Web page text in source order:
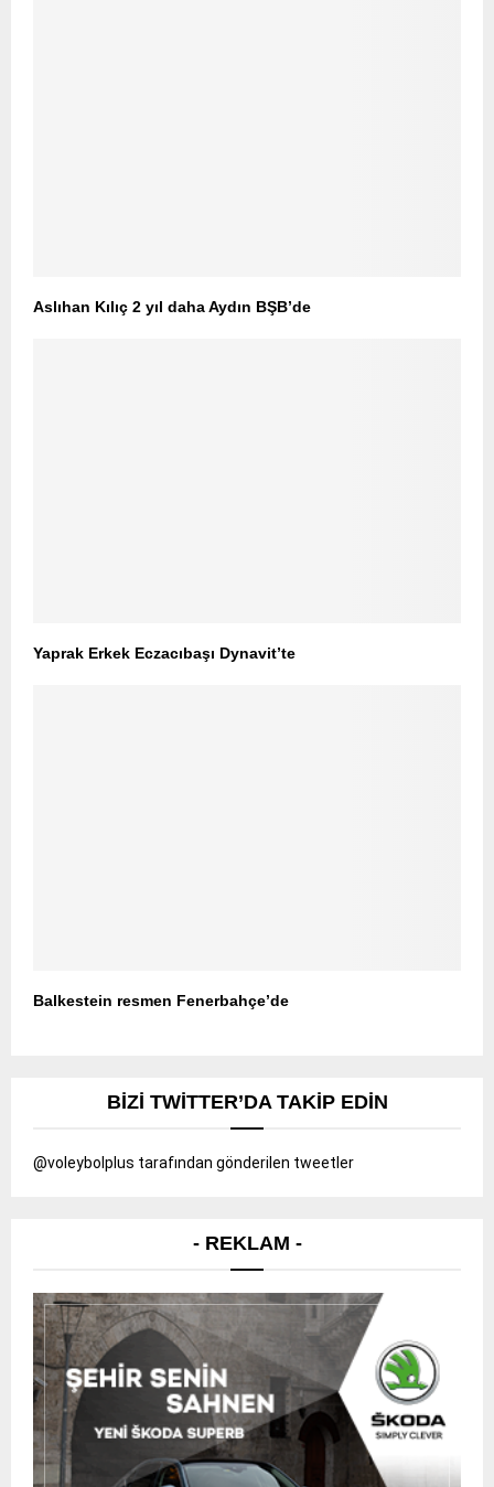
Aslıhan Kılıç 2 yıl daha Aydın BŞB’de
Yaprak Erkek Eczacıbaşı Dynavit’te
Balkestein resmen Fenerbahçe’de
BIZI TWITTER’DA TAKIP EDIN
@voleybolplus tarafından gönderilen tweetler
- REKLAM -